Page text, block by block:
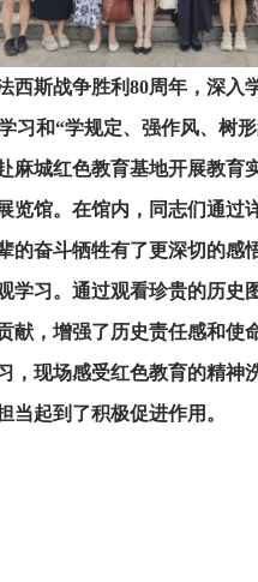
西斯战争胜利80周年，深入
习和“学规定、强作风、树
城红色教育基地开展教育
览馆。在馆内，同志们通过
奋斗牺牲有了更深切的感悟
学习。通过观看珍贵的历
，增强了历史责任感和使
，现场感受红色教育的精神
当起到了积极促进作用。